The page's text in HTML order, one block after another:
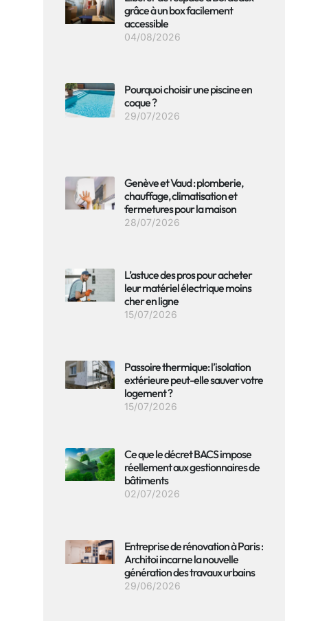
grâce à un box facilement
accessible
04/08/2026
Pourquoi choisir une piscine en
coque ?
29/07/2026
Genève et Vaud : plomberie,
chauffage, climatisation et
fermetures pour la maison
28/07/2026
L’astuce des pros pour acheter
leur matériel électrique moins
cher en ligne
15/07/2026
Passoire thermique: l’isolation
extérieure peut-elle sauver votre
logement ?
15/07/2026
Ce que le décret BACS impose
réellement aux gestionnaires de
bâtiments
02/07/2026
Entreprise de rénovation à Paris :
Architoi incarne la nouvelle
génération des travaux urbains
29/06/2026